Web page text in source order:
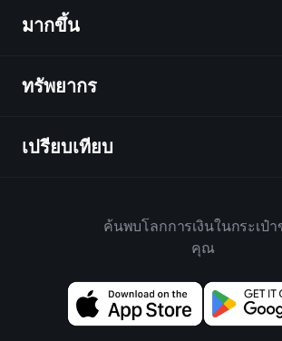
ศูนย์กลางการเรียนรู้
เดสก์ท็อป
ภาพรวม
ดัชนี
มากขึ้น
เป็นพันธมิตร
เกี่ยวกับเพลย์เทรด
ทรัพยากร
ศูนย์ช่วยเหลือ
นโยบายความเป็นส่วนตัว
การเปิดเผยความเสี่ยง
เปรียบเทียบ
Yahoo Finance
TradingView
ค้นพบโลกการเงินในกระเป๋า
คุณ